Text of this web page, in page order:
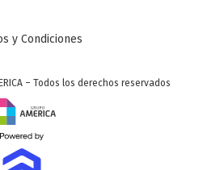
y Condiciones
– Todos los derechos reservados